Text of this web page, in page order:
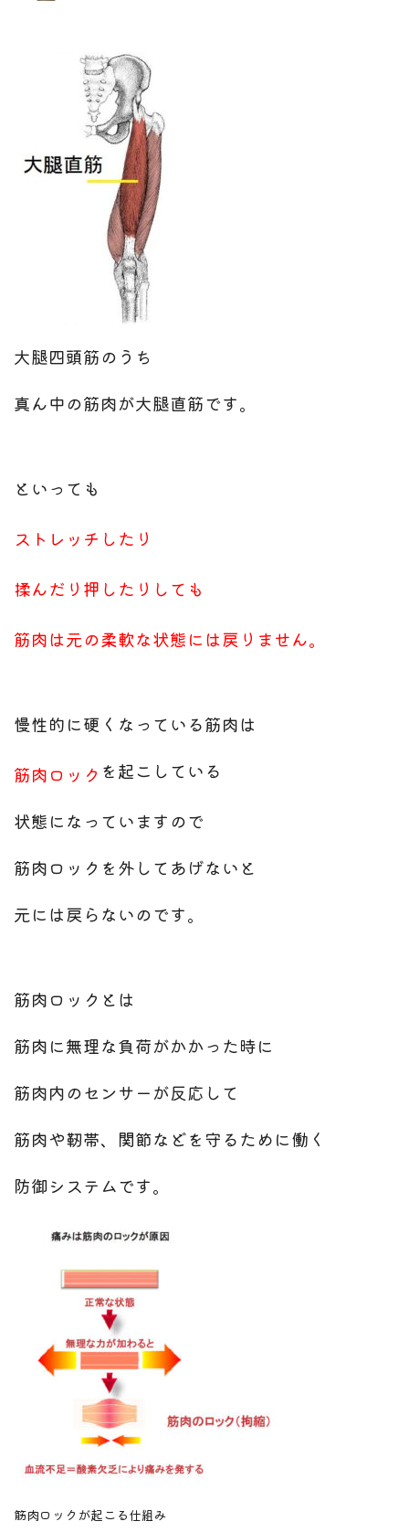
大腿四頭筋のうち
真ん中の筋肉が大腿直筋です。
といっても
ストレッチしたり
揉んだり押したりしても
筋肉は元の柔軟な状態には戻りません。
慢性的に硬くなっている筋肉は
筋肉ロック を起こしている
状態になっていますので
筋肉ロックを外してあげないと
元には戻らないのです。
筋肉ロックとは
筋肉に無理な負荷がかかった時に
筋肉内のセンサーが反応して
筋肉や靭帯、関節などを守るために働く
防御システムです。
筋肉ロックが起こる仕組み